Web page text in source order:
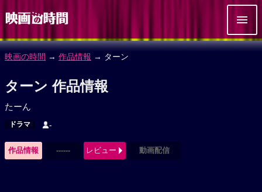
映画の時間 → 作品情報 → ターン
ターン 作品情報
たーん
ドラマ -
作品情報 ------ レビュー 動画配信